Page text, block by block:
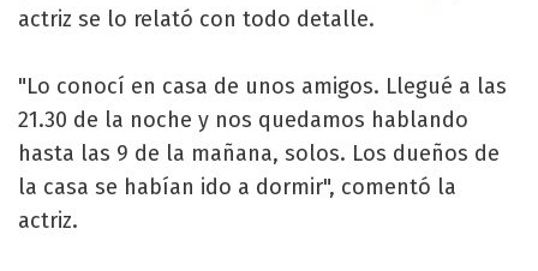
actriz se lo relató con todo detalle.
"Lo conocí en casa de unos amigos. Llegué a las
21.30 de la noche y nos quedamos hablando
hasta las 9 de la mañana, solos. Los dueños de
la casa se habían ido a dormir", comentó la
actriz.